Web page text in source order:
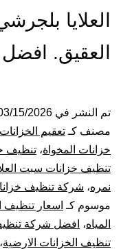
العلايا
العقيق.
تم النشر في 15/2026
مصنف كـ تعقيم الخزانات
خزانات المخواة، تنظيف
تنظيف خزانات سبت
نمره، شركة تنظيف
موسوم كـ اسعار تنظيف
المياه، افضل شركة
تنظيف الخزانات الارضية،